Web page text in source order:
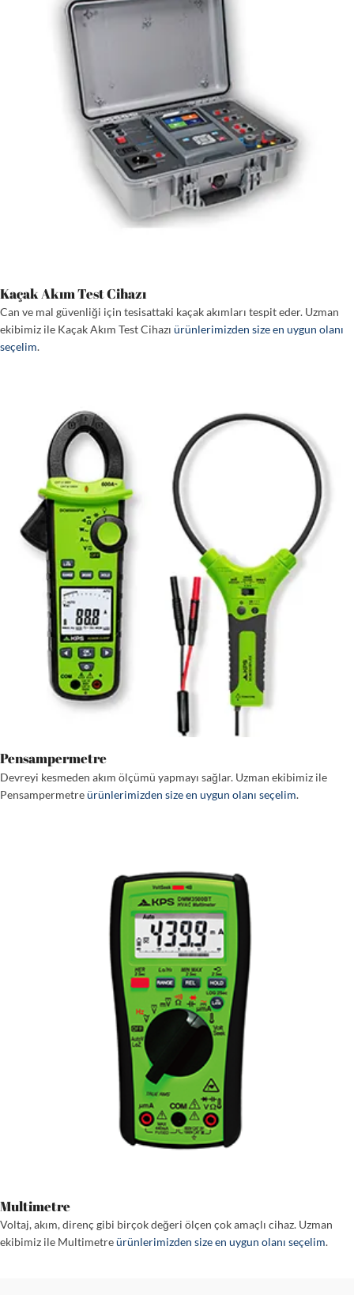
Kaçak Akım Test Cihazı
Can ve mal güvenliği için tesisattaki kaçak akımları tespit eder. Uzman
ekibimiz ile Kaçak Akım Test Cihazı ürünlerimizden size en uygun olanı
seçelim.
Pensampermetre
Devreyi kesmeden akım ölçümü yapmayı sağlar. Uzman ekibimiz ile
Pensampermetreürünlerimizden size en uygun olanı seçelim.
Multimetre
Voltaj, akım, direnç gibi birçok değeri ölçen çok amaçlı cihaz. Uzman
ekibimiz ile Multimetreürünlerimizden size en uygun olanı seçelim.